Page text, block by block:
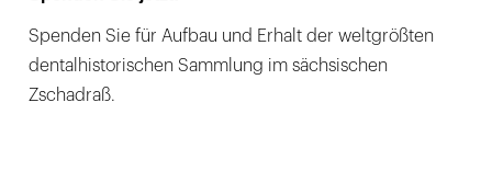
Spenden Sie für Aufbau und Erhalt der weltgrößten
dentalhistorischen Sammlung im sächsischen
Zschadraß.